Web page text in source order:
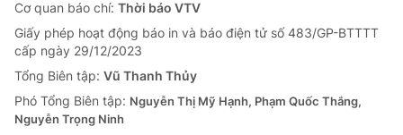
Sản phẩm
Thị trường
Tư vấn
Lịch phát sóng
Chuyên mục khác
Cơ quan báo chí: Thời báo VTV
Giấy phép hoạt động báo in và báo điện tử số 483/GP-BTTTT
cấp ngày 29/12/2023
Tổng Biên tập: Vũ Thanh Thủy
Phó Tổng Biên tập: Nguyễn Thị Mỹ Hạnh, Phạm Quốc Thắng,
Nguyễn Trọng Ninh